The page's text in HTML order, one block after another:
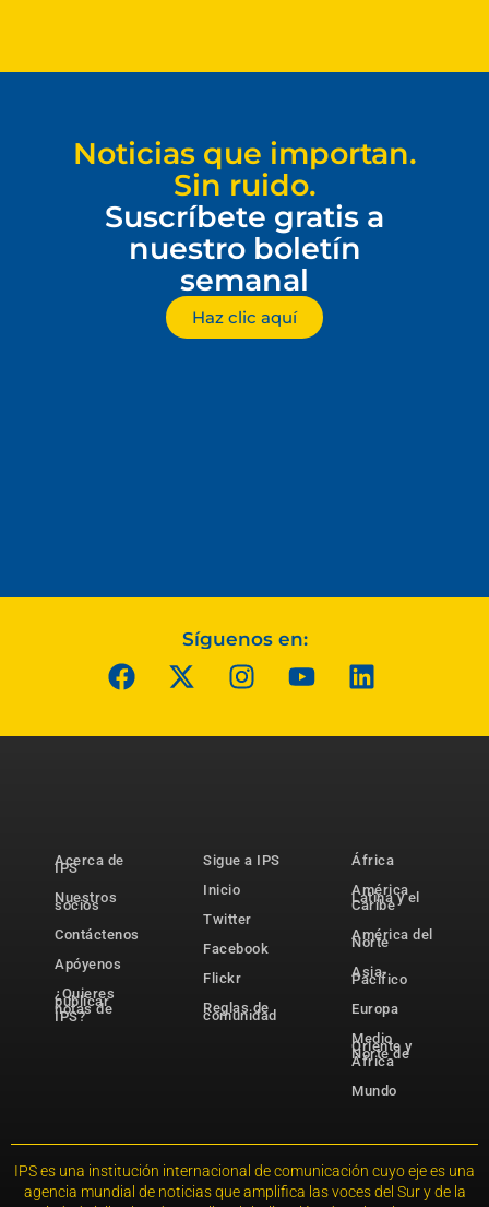
Noticias que importan.
Sin ruido.
Suscríbete gratis a
nuestro boletín
semanal
Haz clic aquí
Síguenos en:
Acerca de
IPS
Nuestros
socios
Contáctenos
Apóyenos
¿Quieres
publicar
notas de
IPS?
Sigue a IPS
Inicio
Twitter
Facebook
Flickr
Reglas de
comunidad
África
América
Latina y el
Caribe
América del
Norte
Asia-
Pacífico
Europa
Medio
Oriente y
Norte de
África
Mundo
IPS es una institución internacional de comunicación cuyo eje es una
agencia mundial de noticias que amplifica las voces del Sur y de la